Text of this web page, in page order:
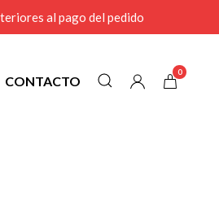
al pago del pedido
CONTACTO
0